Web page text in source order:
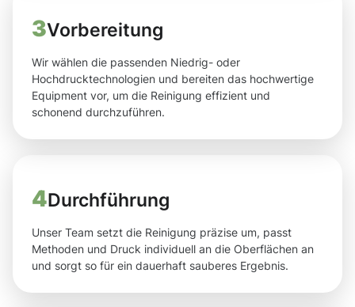
3Vorbereitung
Wir wählen die passenden Niedrig- oder
Hochdrucktechnologien und bereiten das hochwertige
Equipment vor, um die Reinigung effizient und
schonend durchzuführen.
4Durchführung
Unser Team setzt die Reinigung präzise um, passt
Methoden und Druck individuell an die Oberflächen an
und sorgt so für ein dauerhaft sauberes Ergebnis.